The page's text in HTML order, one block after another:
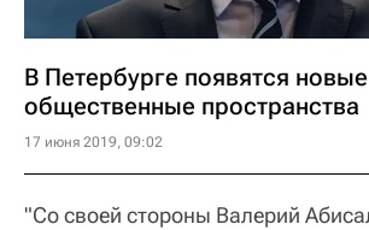
В Петербурге появятся новые
общественные пространства
17 июня 2019, 09:02
"Со своей стороны Валерий